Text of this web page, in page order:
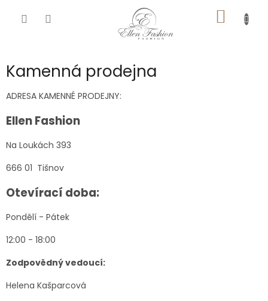
KOŠÍK
Kamenná prodejna
ADRESA KAMENNÉ PRODEJNY:
Ellen Fashion
Na Loukách 393
666 01 Tišnov
Otevírací doba:
Pondělí - Pátek
12:00 - 18:00
Zodpovědný vedoucí:
Helena Kašparcová